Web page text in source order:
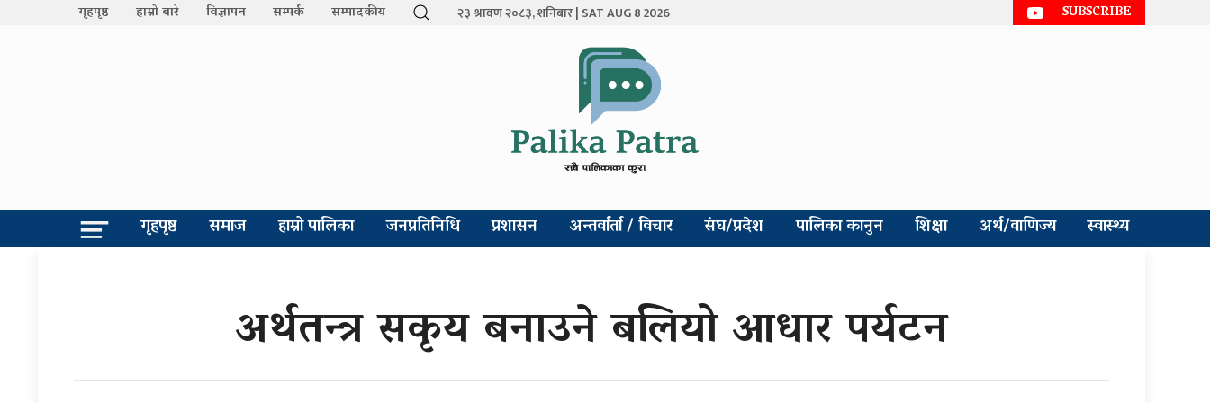
गृहपृष्ठ हाम्रो बारे विज्ञापन सम्पर्क सम्पादकीय २३ श्रावण २०८३, शनिबार | SAT AUG 8 2026 SUBSCRIBE
गृहपृष्ठ समाज हाम्रो पालिका जनप्रतिनिधि प्रशासन अन्तर्वार्ता / विचार संघ/प्रदेश पालिका कानुन शिक्षा अर्थ/वाणिज्य स्वास्थ्य
अर्थतन्त्र सकृय बनाउने बलियो आधार पर्यटन